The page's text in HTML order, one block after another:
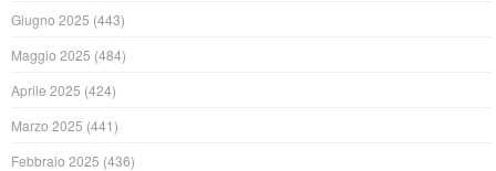
Giugno 2025 (443)
Maggio 2025 (484)
Aprile 2025 (424)
Marzo 2025 (441)
Febbraio 2025 (436)